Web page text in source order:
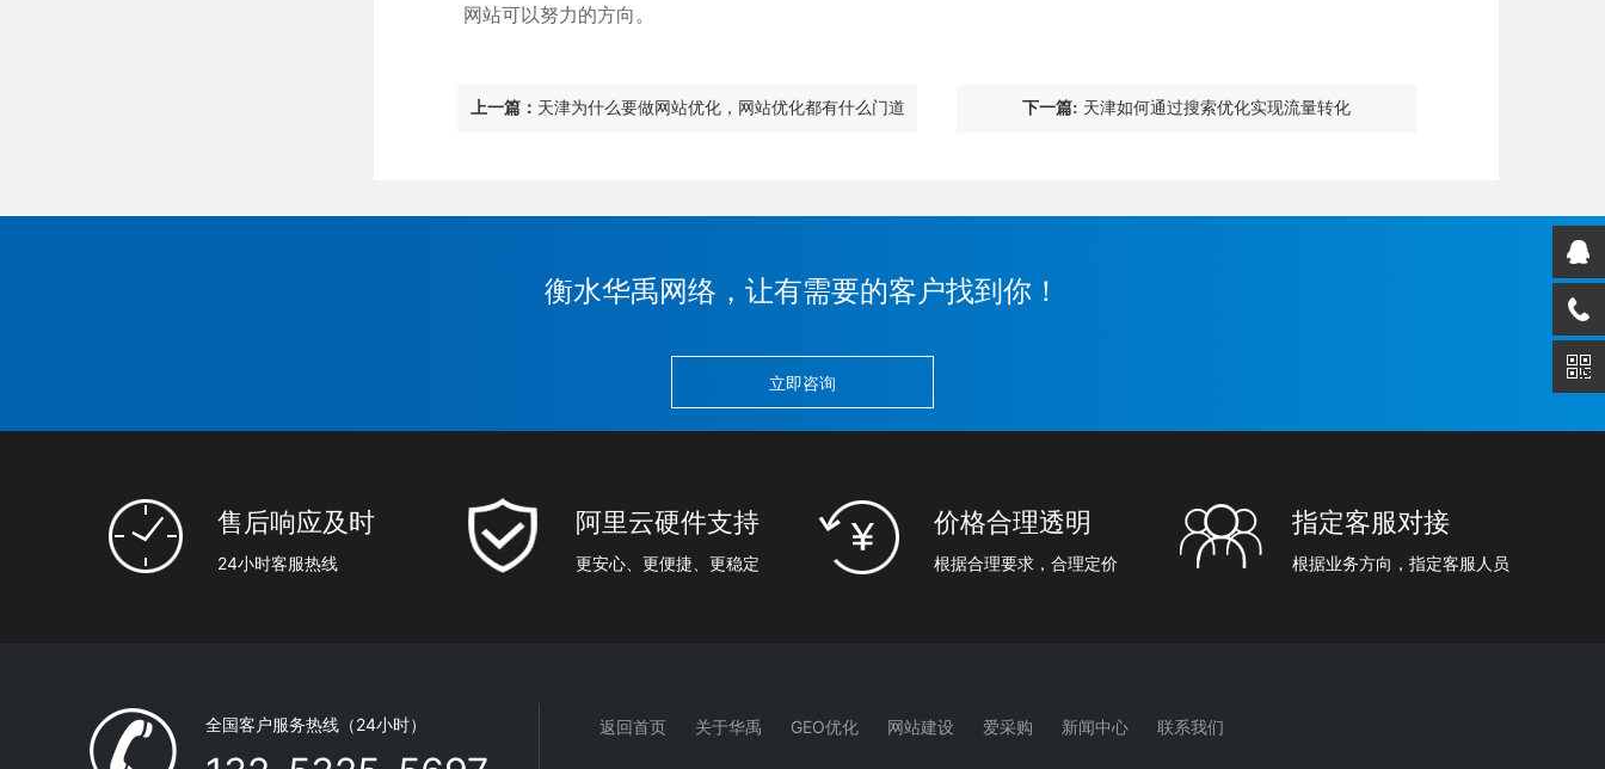
网站可以努力的方向。
上一篇： 天津为什么要做网站优化，网站优化都有什么门道 下一篇: 天津如何通过搜索优化实现流量转化
衡水华禹网络，让有需要的客户找到你！
立即咨询
售后响应及时
24小时客服热线
阿里云硬件支持
更安心、更便捷、更稳定
价格合理透明
根据合理要求，合理定价
指定客服对接
根据业务方向，指定客服人员
全国客户服务热线（24小时） 返回首页 关于华禹 GEO优化 网站建设 爱采购 新闻中心 联系我们